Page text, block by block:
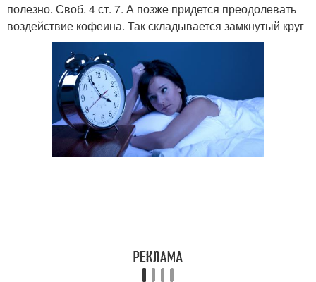
полезно. Своб. 4 ст. 7. А позже придется преодолевать
воздействие кофеина. Так складывается замкнутый круг